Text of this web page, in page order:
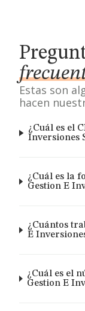
Estas son
hacen
¿Cuál es el
Inversiones
¿Cuál es la
Gestion E
¿Cuántos
E
¿Cuál es el
Gestion E